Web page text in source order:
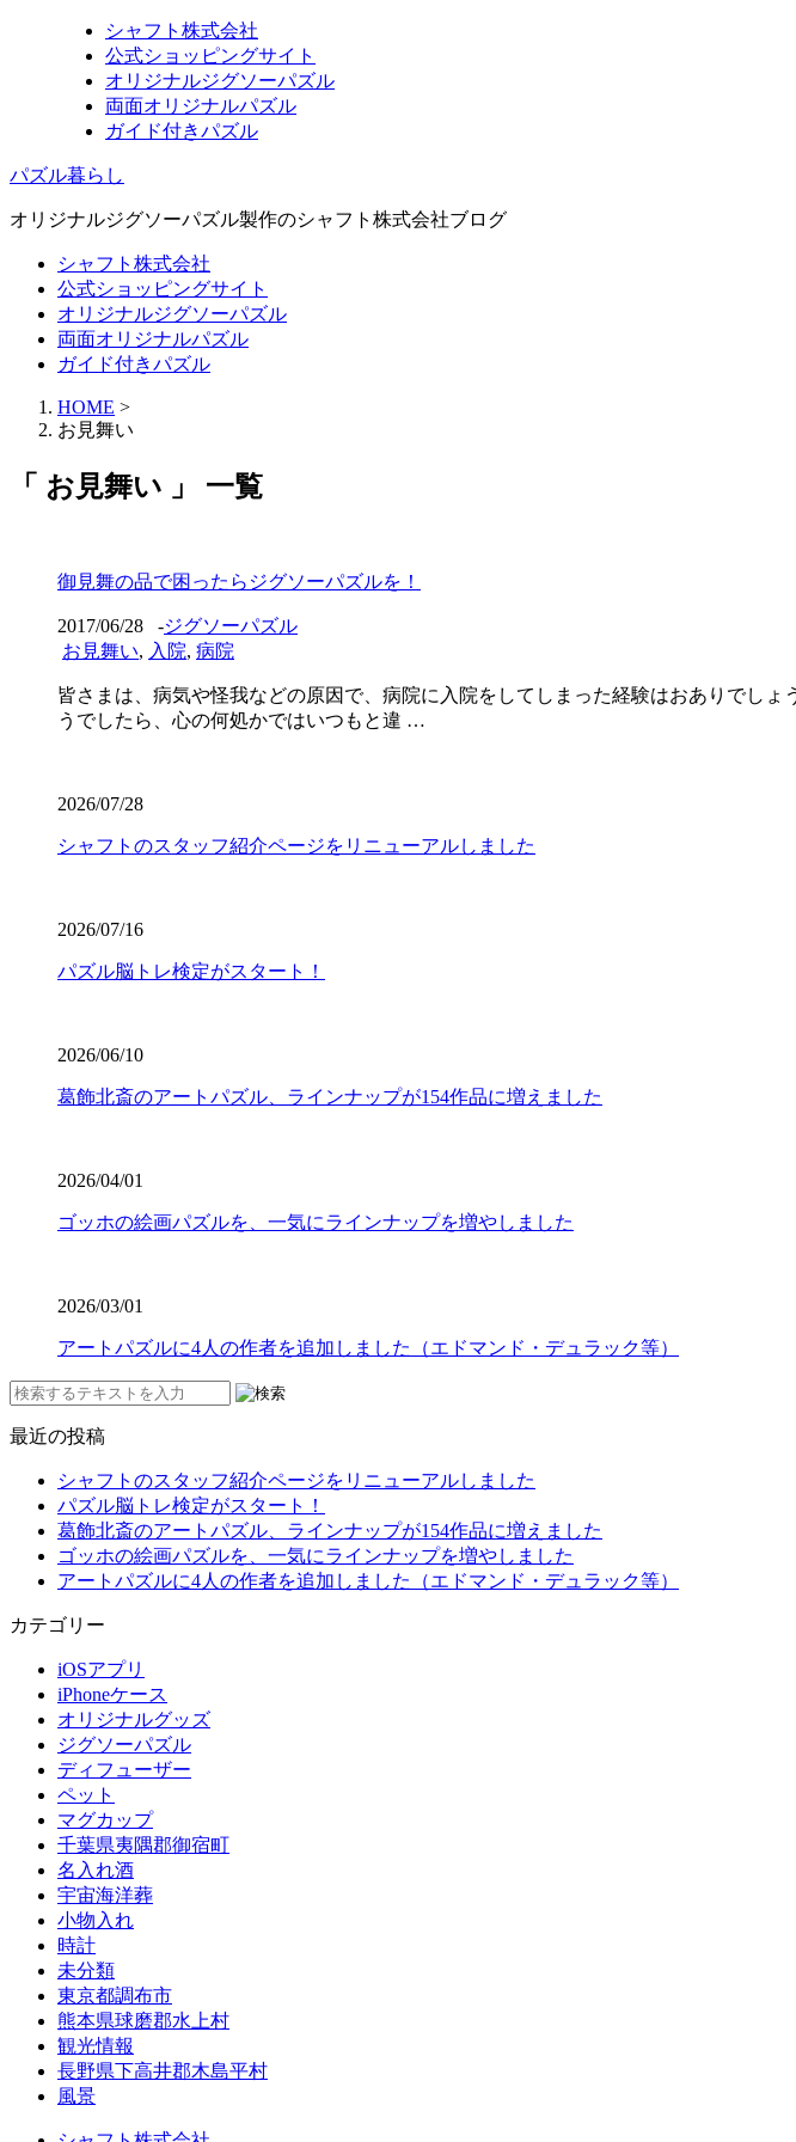
シャフト株式会社
公式ショッピングサイト
オリジナルジグソーパズル
両面オリジナルパズル
ガイド付きパズル
パズル暮らし
オリジナルジグソーパズル製作のシャフト株式会社ブログ
シャフト株式会社
公式ショッピングサイト
オリジナルジグソーパズル
両面オリジナルパズル
ガイド付きパズル
HOME >
お見舞い
「 お見舞い 」 一覧
御見舞の品で困ったらジグソーパズルを！
2017/06/28 -ジグソーパズル
お見舞い, 入院, 病院
皆さまは、病気や怪我などの原因で、病院に入院をしてしまった経験はおありでし
うでしたら、心の何処かではいつもと違 …
2026/07/28
シャフトのスタッフ紹介ページをリニューアルしました
2026/07/16
パズル脳トレ検定がスタート！
2026/06/10
葛飾北斎のアートパズル、ラインナップが154作品に増えました
2026/04/01
ゴッホの絵画パズルを、一気にラインナップを増やしました
2026/03/01
アートパズルに4人の作者を追加しました（エドマンド・デュラック等）
最近の投稿
シャフトのスタッフ紹介ページをリニューアルしました
パズル脳トレ検定がスタート！
葛飾北斎のアートパズル、ラインナップが154作品に増えました
ゴッホの絵画パズルを、一気にラインナップを増やしました
アートパズルに4人の作者を追加しました（エドマンド・デュラック等）
カテゴリー
iOSアプリ
iPhoneケース
オリジナルグッズ
ジグソーパズル
ディフューザー
ペット
マグカップ
千葉県夷隅郡御宿町
名入れ酒
宇宙海洋葬
小物入れ
時計
未分類
東京都調布市
熊本県球磨郡水上村
観光情報
長野県下高井郡木島平村
風景